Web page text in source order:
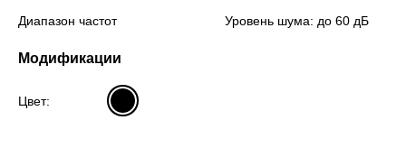
Диапазон частот
Уровень шума: до 60 дБ
Модификации
Цвет: